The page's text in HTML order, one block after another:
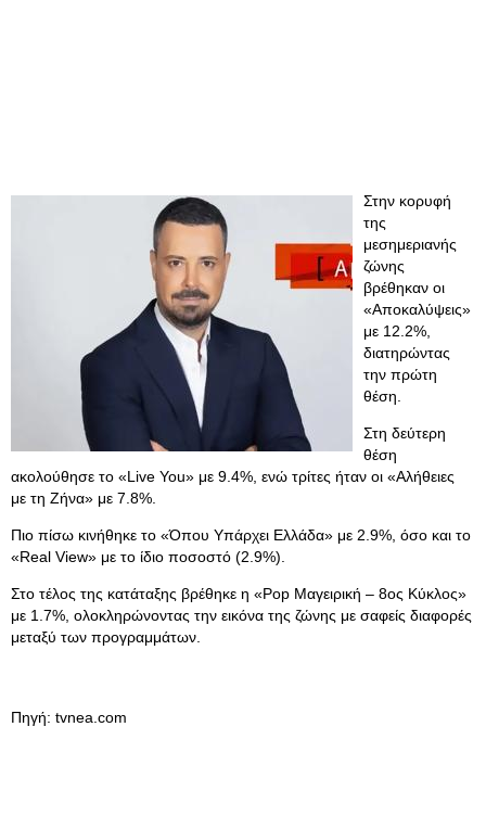
Στην κορυφή
της
μεσημεριανής
ζώνης
βρέθηκαν οι
«Αποκαλύψεις»
με 12.2%,
διατηρώντας
την πρώτη
θέση.
Στη δεύτερη
θέση
ακολούθησε το «Live You» με 9.4%, ενώ τρίτες ήταν οι «Αλήθειες
με τη Ζήνα» με 7.8%.
Πιο πίσω κινήθηκε το «Όπου Υπάρχει Ελλάδα» με 2.9%, όσο και το
«Real View» με το ίδιο ποσοστό (2.9%).
Στο τέλος της κατάταξης βρέθηκε η «Pop Μαγειρική – 8ος Κύκλος»
με 1.7%, ολοκληρώνοντας την εικόνα της ζώνης με σαφείς διαφορές
μεταξύ των προγραμμάτων.
Πηγή: tvnea.com